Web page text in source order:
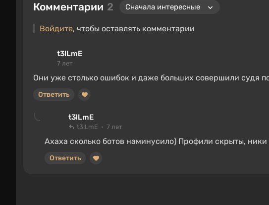
Комментарии 2
Войдите, чтобы оставлять комментарии
t3lLmE
7 лет
Они уже столько ошибок и даже больших совершили судя
Ответить
t3lLmE
t3lLmE 7 лет
Ахаха сколько ботов наминусило) Профили скрыты, ники
Ответить